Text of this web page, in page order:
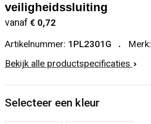
veiligheidssluiting
vanaf € 0,72
Artikelnummer: 1PL2301G
Merk:
Bekijk alle productspecificaties
Selecteer een kleur